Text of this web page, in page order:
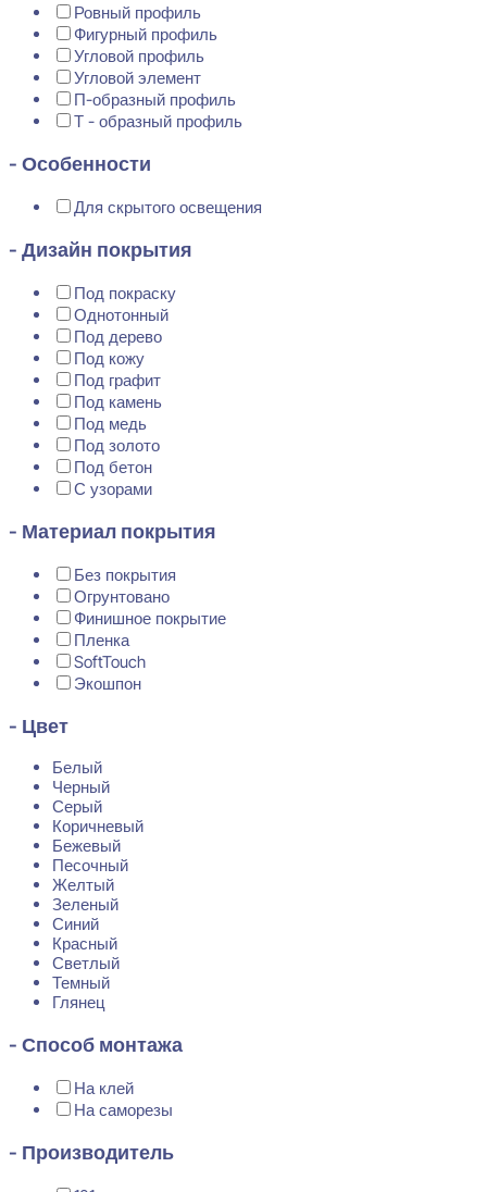
Ровный профиль
Фигурный профиль
Угловой профиль
Угловой элемент
П-образный профиль
Т - образный профиль
- Особенности
Для скрытого освещения
- Дизайн покрытия
Под покраску
Однотонный
Под дерево
Под кожу
Под графит
Под камень
Под медь
Под золото
Под бетон
С узорами
- Материал покрытия
Без покрытия
Огрунтовано
Финишное покрытие
Пленка
SoftTouch
Экошпон
- Цвет
Белый
Черный
Серый
Коричневый
Бежевый
Песочный
Желтый
Зеленый
Синий
Красный
Светлый
Темный
Глянец
- Способ монтажа
На клей
На саморезы
- Производитель